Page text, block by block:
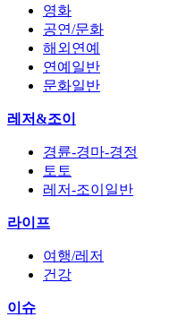
영화
공연/문화
해외연예
연예일반
문화일반
레저&조이
경륜-경마-경정
토토
레저-조이일반
라이프
여행/레저
건강
이슈